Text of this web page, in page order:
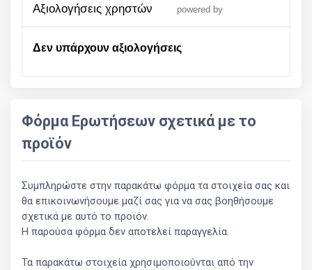
αξιολογήσεις χρηστών powered by
Δεν υπάρχουν αξιολογήσεις
Φόρμα Ερωτήσεων σχετικά με το
προϊόν
Συμπληρώστε στην παρακάτω φόρμα τα στοιχεία σας και
θα επικοινωνήσουμε μαζί σας για να σας βοηθήσουμε
σχετικά με αυτό το προϊόν.
Η παρούσα φόρμα δεν αποτελεί παραγγελία.
Τα παρακάτω στοιχεία χρησιμοποιούνται από την